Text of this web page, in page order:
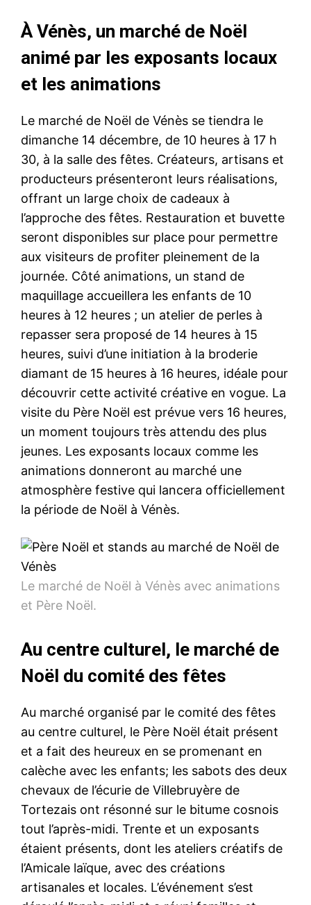
À Vénès, un marché de Noël
animé par les exposants locaux
et les animations
Le marché de Noël de Vénès se tiendra le
dimanche 14 décembre, de 10 heures à 17 h
30, à la salle des fêtes. Créateurs, artisans et
producteurs présenteront leurs réalisations,
offrant un large choix de cadeaux à
l’approche des fêtes. Restauration et buvette
seront disponibles sur place pour permettre
aux visiteurs de profiter pleinement de la
journée. Côté animations, un stand de
maquillage accueillera les enfants de 10
heures à 12 heures ; un atelier de perles à
repasser sera proposé de 14 heures à 15
heures, suivi d’une initiation à la broderie
diamant de 15 heures à 16 heures, idéale pour
découvrir cette activité créative en vogue. La
visite du Père Noël est prévue vers 16 heures,
un moment toujours très attendu des plus
jeunes. Les exposants locaux comme les
animations donneront au marché une
atmosphère festive qui lancera officiellement
la période de Noël à Vénès.
Le marché de Noël à Vénès avec animations
et Père Noël.
Au centre culturel, le marché de
Noël du comité des fêtes
Au marché organisé par le comité des fêtes
au centre culturel, le Père Noël était présent
et a fait des heureux en se promenant en
calèche avec les enfants; les sabots des deux
chevaux de l’écurie de Villebruyère de
Tortezais ont résonné sur le bitume cosnois
tout l’après-midi. Trente et un exposants
étaient présents, dont les ateliers créatifs de
l’Amicale laïque, avec des créations
artisanales et locales. L’événement s’est